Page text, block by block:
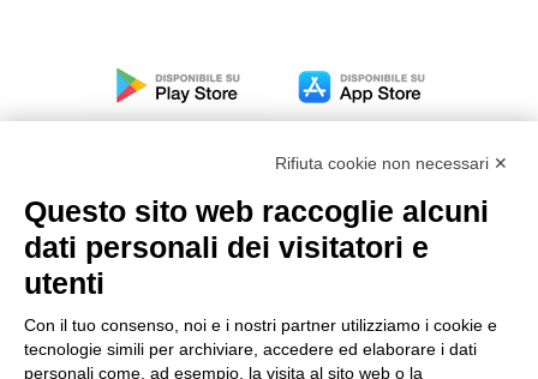
Modello organizzativo, gestione e controllo – D. lgs.
Condizioni generali di vendita DKC Europe
Condizioni generali di vendita DKC Power Solutions
Rifiuta cookie non necessari ✕
Questo sito web raccoglie alcuni
dati personali dei visitatori e
utenti
Con il tuo consenso, noi e i nostri partner utilizziamo i cookie e
tecnologie simili per archiviare, accedere ed elaborare i dati
personali come, ad esempio, la visita al sito web o la